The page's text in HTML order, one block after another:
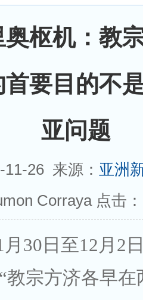
枢机：教
要目的不
亚问题
26 来源： 亚洲
Corraya 点击：
30日至12月2
教宗方济各早在